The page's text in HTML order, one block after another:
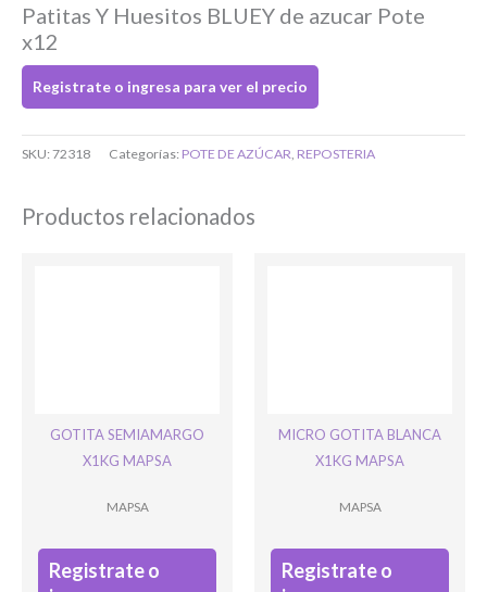
Patitas Y Huesitos BLUEY de azucar Pote
x12
Registrate o ingresa para ver el precio
SKU:72318 Categorías: POTE DE AZÚCAR REPOSTERIA
Productos relacionados
GOTITA SEMIAMARGO
X1KG MAPSA
MAPSA
Registrate o
MICRO GOTITA BLANCA
X1KG MAPSA
MAPSA
Registrate o
Bienvenido/a